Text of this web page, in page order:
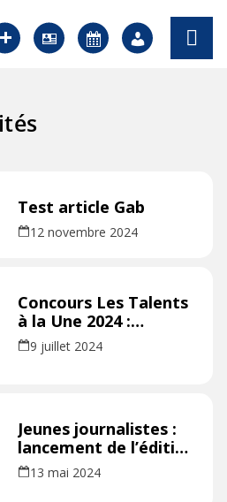
Test article Gab
12 novembre 2024
Concours Les Talents
à la Une 2024 :
découvrez les
lauréats !
9 juillet 2024
Jeunes journalistes :
lancement de l’édition
2024 des « Talents à
la Une »
13 mai 2024